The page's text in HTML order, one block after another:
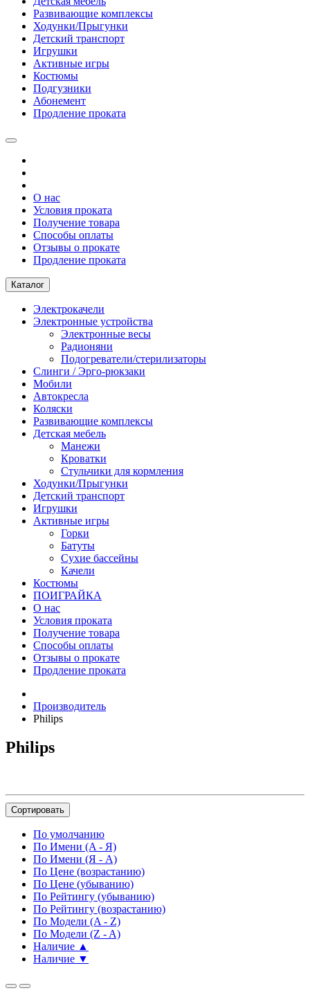
Развивающие комплексы
Ходунки/Прыгунки
Детский транспорт
Игрушки
Активные игры
Костюмы
Подгузники
Абонемент
Продление проката
О нас
Условия проката
Получение товара
Способы оплаты
Отзывы о прокате
Продление проката
Каталог
Электрокачели
Электронные устройства
Электронные весы
Радионяни
Подогреватели/стерилизаторы
Слинги / Эрго-рюкзаки
Мобили
Автокресла
Коляски
Развивающие комплексы
Детская мебель
Манежи
Кроватки
Стульчики для кормления
Ходунки/Прыгунки
Детский транспорт
Игрушки
Активные игры
Горки
Батуты
Сухие бассейны
Качели
Костюмы
ПОИГРАЙКА
О нас
Условия проката
Получение товара
Способы оплаты
Отзывы о прокате
Продление проката
Производитель
Philips
Philips
Сортировать
По умолчанию
По Имени (A - Я)
По Имени (Я - A)
По Цене (возрастанию)
По Цене (убыванию)
По Рейтингу (убыванию)
По Рейтингу (возрастанию)
По Модели (A - Z)
По Модели (Z - A)
Наличие ▲
Наличие ▼